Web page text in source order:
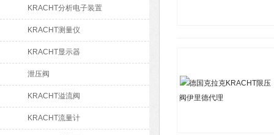
KRACHT分析电子装置
KRACHT测量仪
KRACHT显示器
泄压阀
KRACHT溢流阀
KRACHT流量计